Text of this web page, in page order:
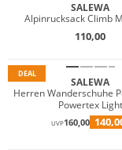
SALEWA
Alpinrucksack Climb
110,00
DEAL
SALEWA
Herren Wanderschuhe
Powertex Light
UVP160,00